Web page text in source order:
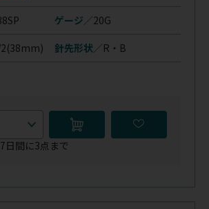
ゲージ／20G
針先形状／R・B
間に3点まで